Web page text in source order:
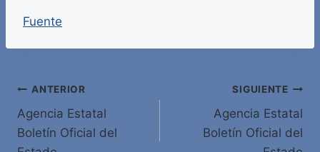
Fuente
Navegación
de
ANTERIOR
Agencia Estatal
Boletín Oficial del
SIGUIENTE
Agencia Estatal
Boletín Oficial del